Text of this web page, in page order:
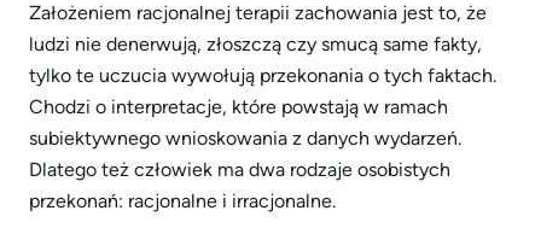
Założeniem racjonalnej terapii zachowania jest to, że
ludzi nie denerwują, złoszczą czy smucą same fakty,
tylko te uczucia wywołują przekonania o tych faktach.
Chodzi o interpretacje, które powstają w ramach
subiektywnego wnioskowania z danych wydarzeń.
Dlatego też człowiek ma dwa rodzaje osobistych
przekonań: racjonalne i irracjonalne.